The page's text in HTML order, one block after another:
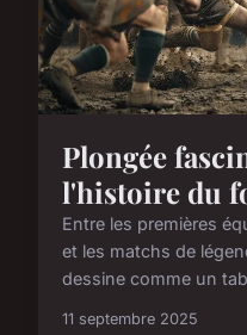
Plongée
l'histoire du
Entre les premières
et les matchs de
dessine comme un
11 septembre 2025